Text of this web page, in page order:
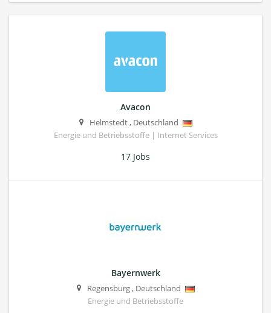
Avacon
Helmstedt, Deutschland
Energie und Betriebsstoffe | Internet Services
17 Jobs
Bayernwerk
Regensburg, Deutschland
Energie und Betriebsstoffe